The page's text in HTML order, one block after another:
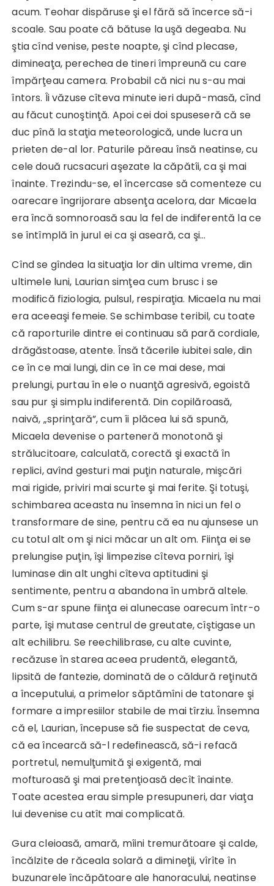
acum. Teohar dispăruse şi el fără să încerce să-i
scoale. Sau poate că bătuse la uşă degeaba. Nu
ştia cînd venise, peste noapte, şi cînd plecase,
dimineaţa, perechea de tineri împreună cu care
împărţeau camera. Probabil că nici nu s-au mai
întors. Îi văzuse cîteva minute ieri după-masă, cînd
au făcut cunoştinţă. Apoi cei doi spuseseră că se
duc pînă la staţia meteorologică, unde lucra un
prieten de-al lor. Paturile păreau însă neatinse, cu
cele două rucsacuri aşezate la căpătîi, ca şi mai
înainte. Trezindu-se, el încercase să comenteze cu
oarecare îngrijorare absenţa acelora, dar Micaela
era încă somnoroasă sau la fel de indiferentă la ce
se întîmplă în jurul ei ca şi aseară, ca şi…
Cînd se gîndea la situaţia lor din ultima vreme, din
ultimele luni, Laurian simţea cum brusc i se
modifică fiziologia, pulsul, respiraţia. Micaela nu mai
era aceeaşi femeie. Se schimbase teribil, cu toate
că raporturile dintre ei continuau să pară cordiale,
drăgăstoase, atente. Însă tăcerile iubitei sale, din
ce în ce mai lungi, din ce în ce mai dese, mai
prelungi, purtau în ele o nuanţă agresivă, egoistă
sau pur şi simplu indiferentă. Din copilăroasă,
naivă, „sprinţară”, cum îi plăcea lui să spună,
Micaela devenise o parteneră monotonă şi
strălucitoare, calculată, corectă şi exactă în
replici, avînd gesturi mai puţin naturale, mişcări
mai rigide, priviri mai scurte şi mai ferite. Şi totuşi,
schimbarea aceasta nu însemna în nici un fel o
transformare de sine, pentru că ea nu ajunsese un
cu totul alt om şi nici măcar un alt om. Fiinţa ei se
prelungise puţin, îşi limpezise cîteva porniri, îşi
luminase din alt unghi cîteva aptitudini şi
sentimente, pentru a abandona în umbră altele.
Cum s-ar spune fiinţa ei alunecase oarecum într-o
parte, îşi mutase centrul de greutate, cîştigase un
alt echilibru. Se reechilibrase, cu alte cuvinte,
recăzuse în starea aceea prudentă, elegantă,
lipsită de fantezie, dominată de o căldură reţinută
a începutului, a primelor săptămîni de tatonare şi
formare a impresiilor stabile de mai tîrziu. Însemna
că el, Laurian, începuse să fie suspectat de ceva,
că ea încearcă să-l redefinească, să-i refacă
portretul, nemulţumită şi exigentă, mai
mofturoasă şi mai pretenţioasă decît înainte.
Toate acestea erau simple presupuneri, dar viaţa
lui devenise cu atît mai complicată.
Gura cleioasă, amară, mîini tremurătoare şi calde,
încălzite de răceala solară a dimineţii, vîrîte în
buzunarele încăpătoare ale hanoracului, neatinse